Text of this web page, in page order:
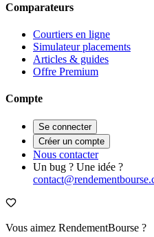
Comparateurs
Courtiers en ligne
Simulateur placements
Articles & guides
Offre Premium
Compte
Se connecter
Créer un compte
Nous contacter
Un bug ? Une idée ?
Vous aimez RendementBourse ?